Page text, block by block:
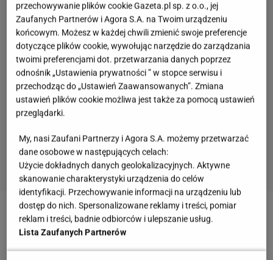
Zobacz wideoRoznerski szczerze o "TzG". Wskazuje
jeden mankament
przechowywanie plików cookie Gazeta.pl sp. z o.o., jej
Zaufanych Partnerów i Agora S.A. na Twoim urządzeniu
końcowym. Możesz w każdej chwili zmienić swoje preferencje
dotyczące plików cookie, wywołując narzędzie do zarządzania
twoimi preferencjami dot. przetwarzania danych poprzez
odnośnik „Ustawienia prywatności ” w stopce serwisu i
przechodząc do „Ustawień Zaawansowanych”. Zmiana
ustawień plików cookie możliwa jest także za pomocą ustawień
przeglądarki.
My, nasi Zaufani Partnerzy i Agora S.A. możemy przetwarzać
dane osobowe w następujących celach:
Użycie dokładnych danych geolokalizacyjnych. Aktywne
skanowanie charakterystyki urządzenia do celów
identyfikacji. Przechowywanie informacji na urządzeniu lub
dostęp do nich. Spersonalizowane reklamy i treści, pomiar
reklam i treści, badnie odbiorców i ulepszanie usług.
Lista Zaufanych Partnerów